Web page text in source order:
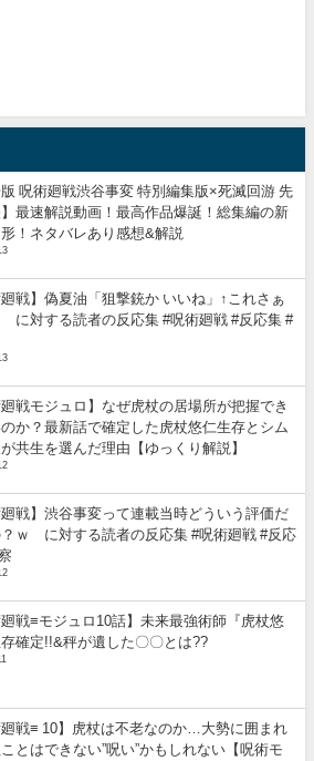
版 呪術廻戦渋谷事変 特別編集版×死滅回游 先
最速解説動画！最高作品爆誕！総集編の新
！ネタバレあり感想&解説
廻戦】偽夏油「狙撃銃か いいね」↑これさぁ
に対する読者の反応集 #呪術廻戦 #反応集 #
廻戦モジュロ】なぜ虎杖の居場所が把握でき
か？最新話で確定した虎杖悠仁生存とシム
が共生を選んだ理由【ゆっくり解説】
廻戦】渋谷事変って連載当時どういう評価だ
？ｗ に対する読者の反応集 #呪術廻戦 #反応
廻戦≡モジュロ10話】未来最強術師『虎杖悠
確定!!&秤が遺した〇〇とは??
廻戦≡ 10】虎杖は不老なのか…大勢に囲まれ
とはできない”呪い”かもしれない【呪術モ